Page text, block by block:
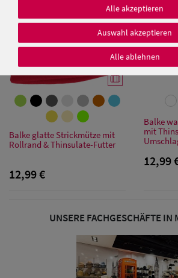
Damen Caps
Damen
Bandana Caps
Balke glatte Strickmütze mit
Rollrand & Thinsulate-Futter
12,99 €
Balke
mit
12,99
UNSERE FACHGESCHÄFTE IN
Alle akzeptieren
Auswahl akzeptieren
Alle ablehnen